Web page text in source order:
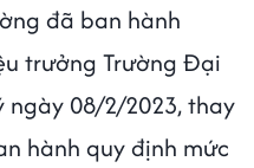
đã ban hành
trưởng Trường Đại
ngày 08/2/2023, thay
hành quy định mức